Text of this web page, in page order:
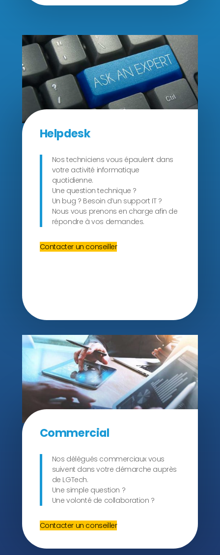
Helpdesk
Nos techniciens vous épaulent dans
votre activité informatique
quotidienne.
Une question technique ?
Un bug ? Besoin d’un support IT ?
Nous vous prenons en charge afin de
répondre à vos demandes.
Contacter un conseiller
Commercial
Nos délégués commerciaux vous
suivent dans votre démarche auprès
de LGTech.
Une simple question ?
Une volonté de collaboration ?
Contacter un conseiller